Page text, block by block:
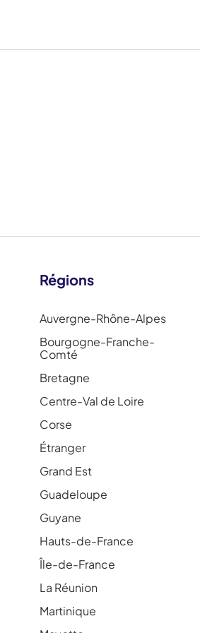
Régions
Auvergne-Rhône-Alpes
Bourgogne-Franche-
Comté
Bretagne
Centre-Val de Loire
Corse
Étranger
Grand Est
Guadeloupe
Guyane
Hauts-de-France
Île-de-France
La Réunion
Martinique